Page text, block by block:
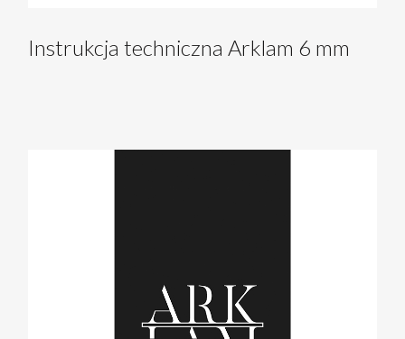
Instrukcja techniczna Arklam 6 mm